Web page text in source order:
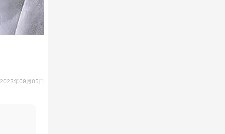
2023年09月05日